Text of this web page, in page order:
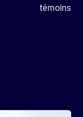
témoins